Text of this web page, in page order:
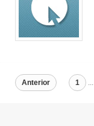
Anterior 1 ...